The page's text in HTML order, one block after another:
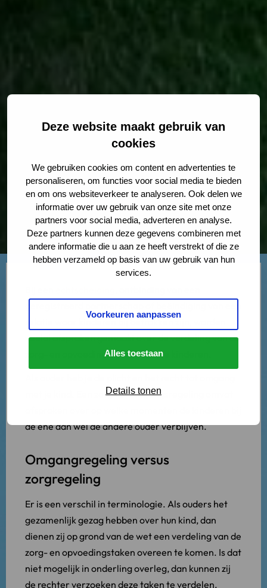
Deze website maakt gebruik van
cookies
We gebruiken cookies om content en advertenties te
personaliseren, om functies voor social media te bieden
en om ons websiteverkeer te analyseren. Ook delen we
informatie over uw gebruik van onze site met onze
partners voor social media, adverteren en analyse.
Deze partners kunnen deze gegevens combineren met
andere informatie die u aan ze heeft verstrekt of die ze
hebben verzameld op basis van uw gebruik van hun
services.
Voorkeuren aanpassen
Alles toestaan
Details tonen
relatie waar kinderen bij betrokken zijn, worden
veelal afspraken gemaakt over de verdeling van de
zorg- en opvoedingstaken voor de kinderen.
met je kind. Een zorg- of omgangsregeling omvat
de ene dan wel de andere ouder verblijven.
Omgangregeling versus
zorgregeling
Er is een verschil in terminologie. Als ouders het
gezamenlijk gezag hebben over hun kind, dan
dienen zij op grond van de wet een verdeling van de
zorg- en opvoedingstaken overeen te komen. Is dat
niet mogelijk in onderling overleg, dan kunnen zij
de rechter verzoeken deze taken te verdelen.